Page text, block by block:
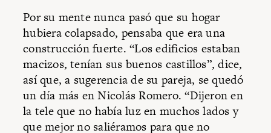
Por su mente nunca pasó que su hogar
hubiera colapsado, pensaba que era una
construcción fuerte. “Los edificios estaban
macizos, tenían sus buenos castillos”, dice,
así que, a sugerencia de su pareja, se quedó
un día más en Nicolás Romero. “Dijeron en
la tele que no había luz en muchos lados y
que mejor no saliéramos para que no